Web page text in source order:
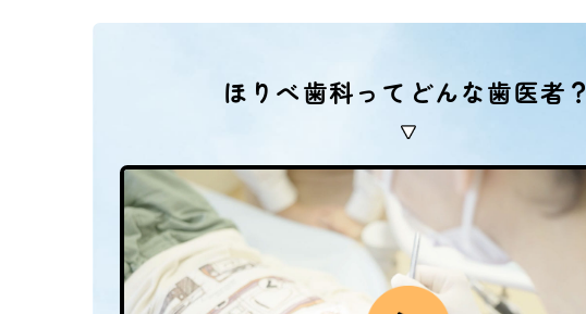
ほりべ歯科ってどんな歯医者？